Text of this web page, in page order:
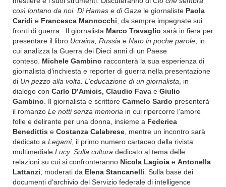
così lontano da noi. Di Hamas e di Gaza le giornaliste Paola
Caridi e Francesca Mannocchi , da sempre impegnate sui
fronti di guerra.
Il giornalista Marco Travaglio sarà in fiera per
presentare il libro Ucraina, Russia e Nato in poche parole , in
cui analizza la Guerra dei Dieci anni di un Paese
conteso. Michele Gambino racconterà la sua esperienza di
giornalista d’inchiesta e reporter di guerra nella presentazione
di Un pezzo alla volta. L’educazione di un giornalista , in
dialogo con Carlo D’Amicis, Claudio Fava e Giulio
Gambino . Il giornalista e scrittore Carmelo Sardo presenterà
il romanzo Le notti senza memoria in cui ripercorre l’amore
folle e delirante per una donna, insieme a Federica
Benedittis e Costanza Calabrese , mentre un incontro sarà
dedicato a Legami, il primo numero cartaceo della rivista
multimediale Lucy. Sulla cultura dedicato al tema delle
relazioni su cui si confronteranno Nicola Lagioia e Antonella
Lattanzi , moderati da Elena Stancanelli . Sulla base dei
documenti d’archivio del Servizio federale di intelligence